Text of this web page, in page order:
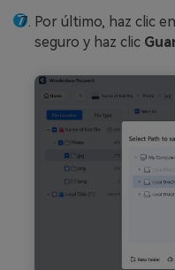
Por último, haz clic en
seguro y haz clic